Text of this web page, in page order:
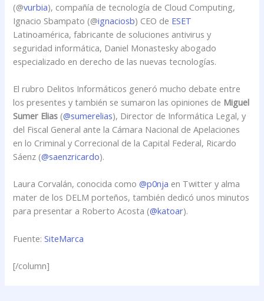
(@vurbia), compañía de tecnología de Cloud Computing,
Ignacio Sbampato (@ignaciosb) CEO de ESET
Latinoamérica, fabricante de soluciones antivirus y
seguridad informática, Daniel Monastesky abogado
especializado en derecho de las nuevas tecnologías.
El rubro Delitos Informáticos generó mucho debate entre
los presentes y también se sumaron las opiniones de Miguel
Sumer Elias (@sumerelias), Director de Informática Legal, y
del Fiscal General ante la Cámara Nacional de Apelaciones
en lo Criminal y Correcional de la Capital Federal, Ricardo
Sáenz (@saenzricardo).
Laura Corvalán, conocida como@p0nja en Twitter y alma
mater de los DELM porteños, también dedicó unos minutos
para presentar a Roberto Acosta (@katoar).
Fuente:SiteMarca
[/column]